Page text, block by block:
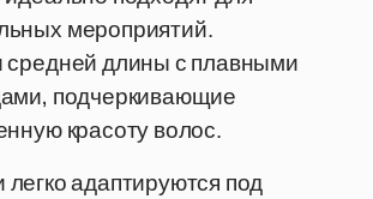
мероприятий.
средней длины с плавными
подчеркивающие
красоту волос.
легко адаптируются под